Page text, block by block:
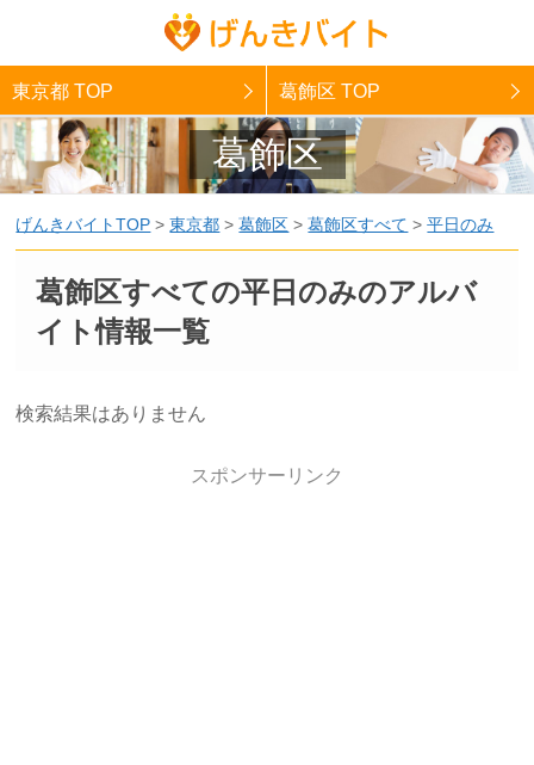
東京都 TOP 葛飾区 TOP
葛飾区
げんきバイトTOP >東京都 >葛飾区 >葛飾区すべて >平日のみ
葛飾区すべての平日のみのアルバ
イト情報一覧
検索結果はありません
スポンサーリンク